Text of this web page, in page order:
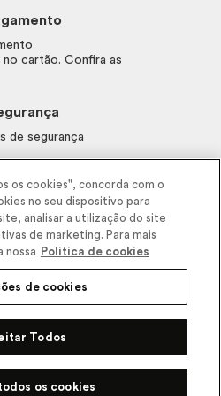
cartão. Confira as
0406-41 IE 574.066.180.111
Confiar
os cookies", concorda com o
no seu dispositivo para
analisar a utilização do site
de marketing. Para mais
nossa
Politica de cookies
de cookies
Todos
os cookies